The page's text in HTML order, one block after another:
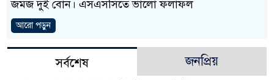
জমজ দুই বোন। এসএসসিতে ভালো ফলাফল
আরো পড়ুন
সর্বশেষ জনপ্রিয়